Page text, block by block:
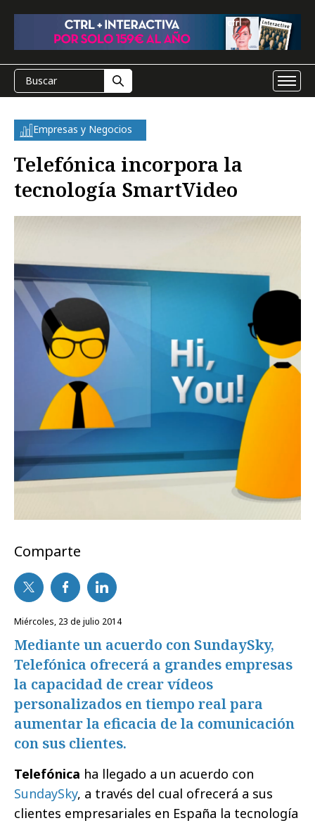
Empresas y Negocios
Telefónica incorpora la
tecnología SmartVideo
Comparte
miércoles, 23 de julio 2014
Mediante un acuerdo con SundaySky,
Telefónica ofrecerá a grandes empresas
la capacidad de crear vídeos
personalizados en tiempo real para
aumentar la eficacia de la comunicación
con sus clientes.
Telefónica ha llegado a un acuerdo con
SundaySky, a través del cual ofrecerá a sus
clientes empresariales en España la tecnología